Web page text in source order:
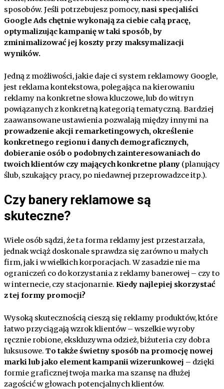
sposobów. Jeśli potrzebujesz pomocy, nasi specjaliści
Google Ads chętnie wykonają za ciebie całą pracę,
optymalizując kampanię w taki sposób, by
zminimalizować jej koszty przy maksymalizacji
wyników.
Jedną z możliwości, jakie daje ci system reklamowy Google,
jest reklama kontekstowa, polegająca na kierowaniu
reklamy na konkretne słowa kluczowe, lub do witryn
powiązanych z konkretną kategorią tematyczną. Bardziej
zaawansowane ustawienia pozwalają między innymi na
prowadzenie akcji remarketingowych, określenie
konkretnego regionu i danych demograficznych,
dobieranie osób o podobnych zainteresowaniach do
twoich klientów czy mających konkretne plany (planujący
ślub, szukający pracy, po niedawnej przeprowadzce itp.).
Czy banery reklamowe są
skuteczne?
Wiele osób sądzi, że ta forma reklamy jest przestarzała,
jednak wciąż doskonale sprawdza się zarówno u małych
firm, jak i w wielkich korporacjach. W zasadzie nie ma
ograniczeń co do korzystania z reklamy banerowej – czy to
w internecie, czy stacjonarnie. Kiedy najlepiej skorzystać
z tej formy promocji?
Wysoką skutecznością cieszą się reklamy produktów, które
łatwo przyciągają wzrok klientów – wszelkie wyroby
ręcznie robione, ekskluzywna odzież, biżuteria czy dobra
luksusowe. To także świetny sposób na promocję nowej
marki lub jako element kampanii wizerunkowej – dzięki
formie graficznej twoja marka ma szansę na dłużej
zagościć w głowach potencjalnych klientów.